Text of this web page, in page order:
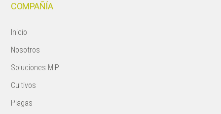
COMPAÑÍA
Inicio
Nosotros
Soluciones MIP
Cultivos
Plagas